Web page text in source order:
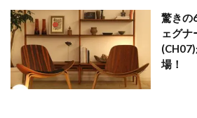
驚きの
ェグナ
場！